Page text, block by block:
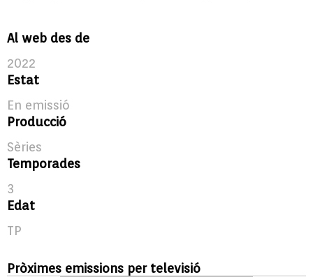
Al web des de
2022
Estat
En emissió
Producció
Sèries
Temporades
3
Edat
TP
Pròximes emissions per televisió